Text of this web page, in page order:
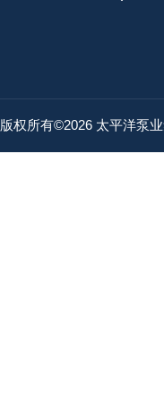
版权所有©2026 太平洋泵